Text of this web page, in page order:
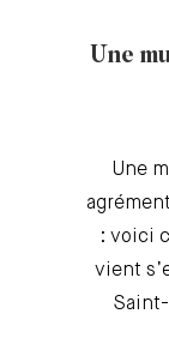
Une
Une
: voici
vient